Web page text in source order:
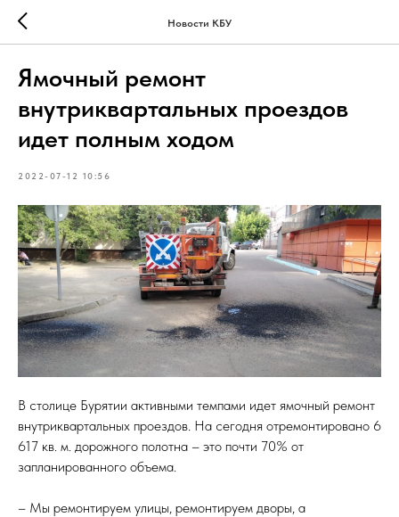
Новости КБУ
Ямочный ремонт
внутриквартальных проездов
идет полным ходом
2022-07-12 10:56
В столице Бурятии активными темпами идет ямочный ремонт
внутриквартальных проездов. На сегодня отремонтировано 6
617 кв. м. дорожного полотна – это почти 70% от
запланированного объема.
– Мы ремонтируем улицы, ремонтируем дворы, а